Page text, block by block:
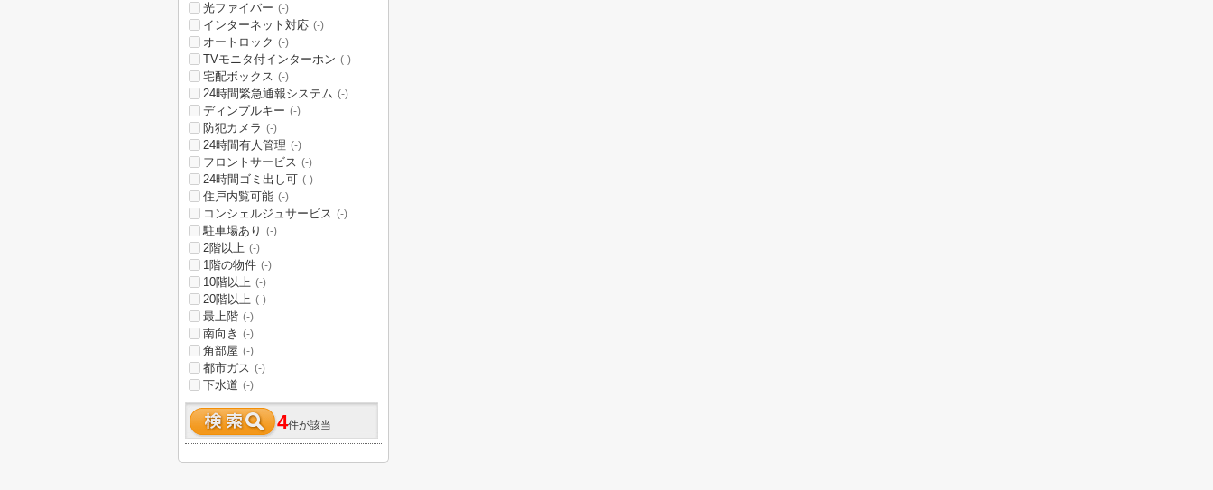
光ファイバー (-)
インターネット対応 (-)
オートロック (-)
TVモニタ付インターホン (-)
宅配ボックス (-)
24時間緊急通報システム (-)
ディンプルキー (-)
防犯カメラ (-)
24時間有人管理 (-)
フロントサービス (-)
24時間ゴミ出し可 (-)
住戸内覧可能 (-)
コンシェルジュサービス (-)
駐車場あり (-)
2階以上 (-)
1階の物件 (-)
10階以上 (-)
20階以上 (-)
最上階 (-)
南向き (-)
角部屋 (-)
都市ガス (-)
下水道 (-)
4件が該当